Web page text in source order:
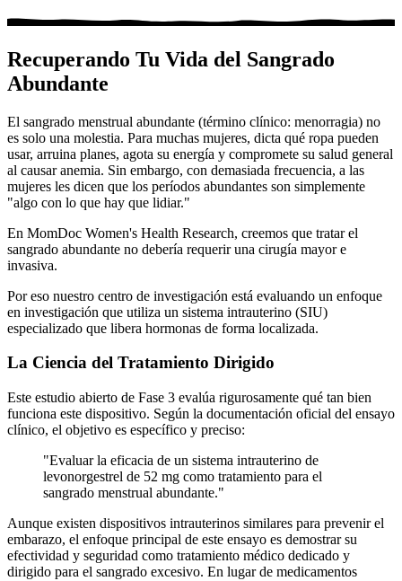
Recuperando Tu Vida del Sangrado
Abundante
El sangrado menstrual abundante (término clínico: menorragia) no
es solo una molestia. Para muchas mujeres, dicta qué ropa pueden
usar, arruina planes, agota su energía y compromete su salud general
al causar anemia. Sin embargo, con demasiada frecuencia, a las
mujeres les dicen que los períodos abundantes son simplemente
"algo con lo que hay que lidiar."
En MomDoc Women's Health Research, creemos que tratar el
sangrado abundante no debería requerir una cirugía mayor e
invasiva.
Por eso nuestro centro de investigación está evaluando un enfoque
en investigación que utiliza un sistema intrauterino (SIU)
especializado que libera hormonas de forma localizada.
La Ciencia del Tratamiento Dirigido
Este estudio abierto de Fase 3 evalúa rigurosamente qué tan bien
funciona este dispositivo. Según la documentación oficial del ensayo
clínico, el objetivo es específico y preciso:
"Evaluar la eficacia de un sistema intrauterino de
levonorgestrel de 52 mg como tratamiento para el
sangrado menstrual abundante."
Aunque existen dispositivos intrauterinos similares para prevenir el
embarazo, el enfoque principal de este ensayo es demostrar su
efectividad y seguridad como tratamiento médico dedicado y
dirigido para el sangrado excesivo. En lugar de medicamentos